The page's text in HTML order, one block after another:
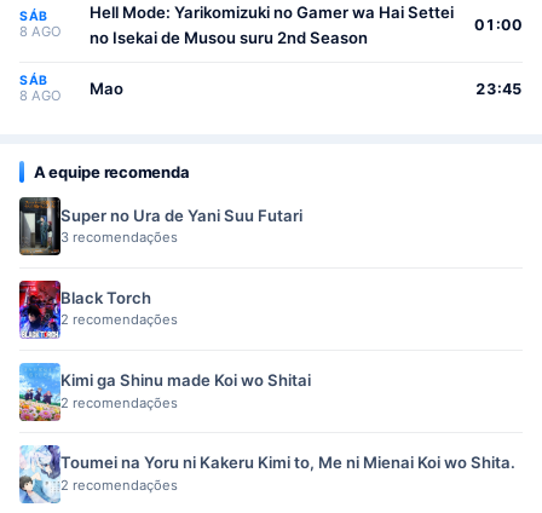
SÁB
8 AGO
Hell Mode: Yarikomizuki no Gamer wa Hai Settei
no Isekai de Musou suru 2nd Season
01:00
SÁB
8 AGO Mao 23:45
A equipe recomenda
Super no Ura de Yani Suu Futari
3 recomendações
Black Torch
2 recomendações
Kimi ga Shinu made Koi wo Shitai
2 recomendações
Toumei na Yoru ni Kakeru Kimi to, Me ni Mienai Koi wo Shita.
2 recomendações